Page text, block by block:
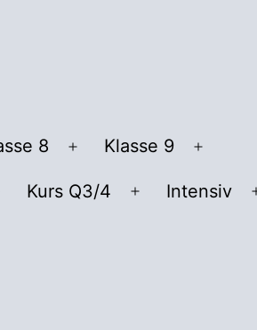
8
Menü
öffnen
Klasse 9
öffnen
Menü
Kurs Q3/4
Menü
Intensiv